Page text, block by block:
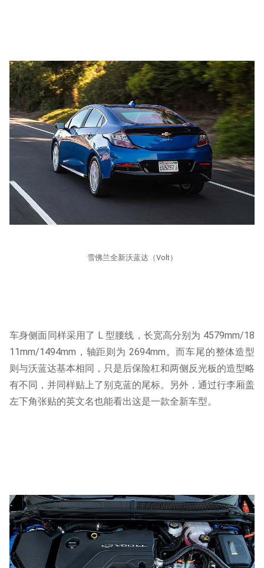
雪佛兰全新沃蓝达（Volt）
车身侧面同样采用了 L 型腰线，长宽高分别为 4579mm/18
11mm/1494mm，轴距则为 2694mm。而车尾的整体造型
则与沃蓝达基本相同，只是后保险杠和两侧反光板的造型略
有不同，并同样贴上了别克蓝的尾标。另外，通过行李厢盖
左下角张贴的英文名也能看出这是一款全新车型。